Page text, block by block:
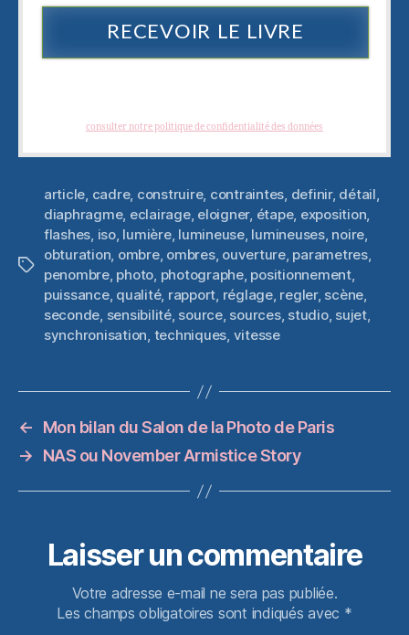
RECEVOIR LE LIVRE
consulter notre politique de confidentialité des données
Étiquettes
article, cadre, construire, contraintes, definir, détail,
diaphragme, eclairage, eloigner, étape, exposition,
flashes, iso, lumière, lumineuse, lumineuses, noire,
obturation, ombre, ombres, ouverture, parametres,
penombre, photo, photographe, positionnement,
puissance, qualité, rapport, réglage, regler, scène,
seconde, sensibilité, source, sources, studio, sujet,
synchronisation, techniques, vitesse
←
Mon bilan du Salon de la Photo de Paris
→
NAS ou November Armistice Story
Laisser un commentaire
Votre adresse e-mail ne sera pas publiée.
Les champs obligatoires sont indiqués avec *